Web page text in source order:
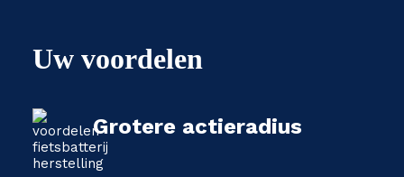
Uw voordelen
Grotere actieradius